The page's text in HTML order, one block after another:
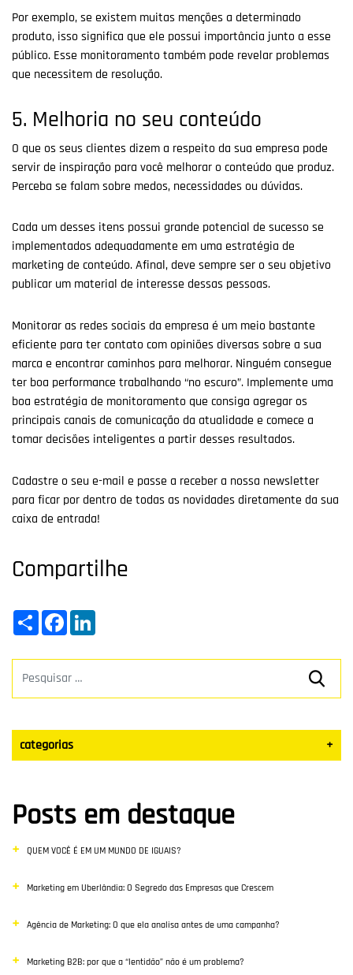
Por exemplo, se existem muitas menções a determinado
produto, isso significa que ele possui importância junto a esse
público. Esse monitoramento também pode revelar problemas
que necessitem de resolução.
5. Melhoria no seu conteúdo
O que os seus clientes dizem a respeito da sua empresa pode
servir de inspiração para você melhorar o conteúdo que produz.
Perceba se falam sobre medos, necessidades ou dúvidas.
Cada um desses itens possui grande potencial de sucesso se
implementados adequadamente em uma estratégia de
marketing de conteúdo. Afinal, deve sempre ser o seu objetivo
publicar um material de interesse dessas pessoas.
Monitorar as redes sociais da empresa é um meio bastante
eficiente para ter contato com opiniões diversas sobre a sua
marca e encontrar caminhos para melhorar. Ninguém consegue
ter boa performance trabalhando “no escuro”. Implemente uma
boa estratégia de monitoramento que consiga agregar os
principais canais de comunicação da atualidade e comece a
tomar decisões inteligentes a partir desses resultados.
Cadastre o seu e-mail e passe a receber a nossa newsletter
para ficar por dentro de todas as novidades diretamente da sua
caixa de entrada!
Compartilhe
ShareFacebook
categorias +
Blog
Vendas
Destaque
Inbound Marketing
Desenvolvimento Web
Posts em destaque
QUEM VOCÊ É EM UM MUNDO DE IGUAIS?
Marketing em Uberlândia: O Segredo das Empresas que Crescem
Agência de Marketing: O que ela analisa antes de uma campanha?
Marketing B2B: por que a “lentidão” não é um problema?